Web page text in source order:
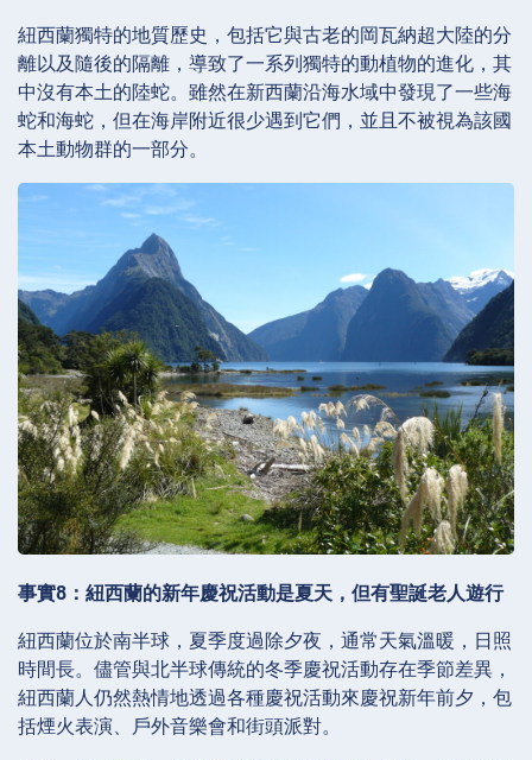
紐西蘭獨特的地質歷史，包括它與古老的岡瓦納超大陸的分
離以及隨後的隔離，導致了一系列獨特的動植物的進化，其
中沒有本土的陸蛇。雖然在新西蘭沿海水域中發現了一些海
蛇和海蛇，但在海岸附近很少遇到它們，並且不被視為該國
本土動物群的一部分。
事實8：紐西蘭的新年慶祝活動是夏天，但有聖誕老人遊行
紐西蘭位於南半球，夏季度過除夕夜，通常天氣溫暖，日照
時間長。儘管與北半球傳統的冬季慶祝活動存在季節差異，
紐西蘭人仍然熱情地透過各種慶祝活動來慶祝新年前夕，包
括煙火表演、戶外音樂會和街頭派對。